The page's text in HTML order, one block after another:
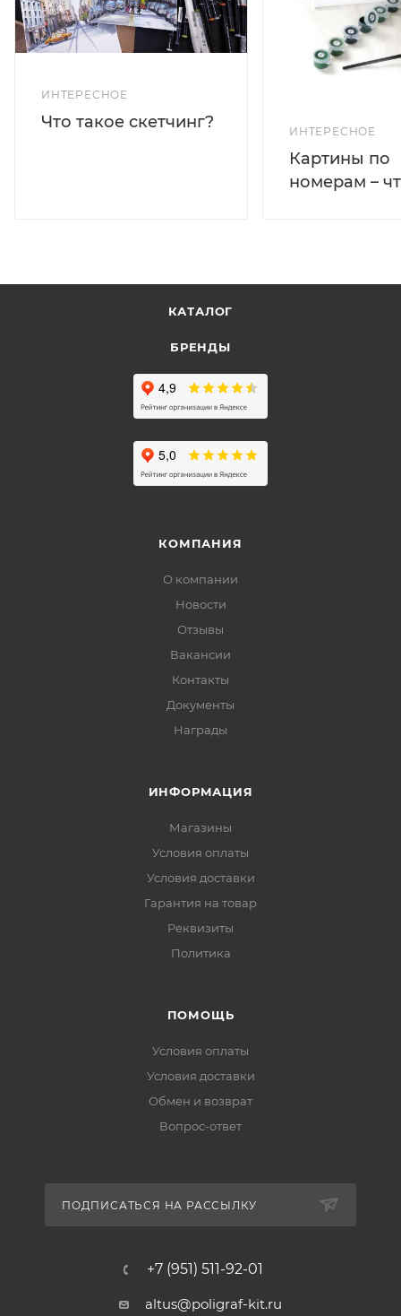
ИНТЕРЕСНОЕ
Что такое скетчинг?
ИНТЕРЕСНОЕ
Картины по
номерам –
КАТАЛОГ
БРЕНДЫ
КОМПАНИЯ
О компании
Новости
Отзывы
Вакансии
Контакты
Документы
Награды
ИНФОРМАЦИЯ
Магазины
Условия оплаты
Условия доставки
Гарантия на товар
Реквизиты
Политика
ПОМОЩЬ
Условия оплаты
Условия доставки
Обмен и возврат
Вопрос-ответ
ПОДПИСАТЬСЯ НА РАССЫЛКУ
+7 (951) 511-92-01
altus@poligraf-kit.ru